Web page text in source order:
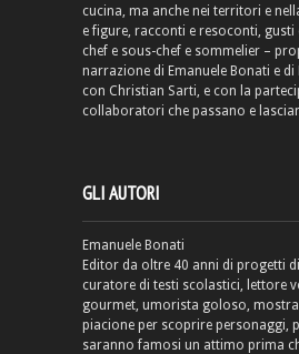
cucina, ma anche nei territori e
e figure, racconti e resoconti, gusti
chef e sous-chef e sommelier –
narrazione di Emanuele Bonati e di
con Christian Sarti, e con la
collaboratori che passano e
GLI AUTORI
Emanuele Bonati
Editor da oltre 40 anni di progetti
curatore di testi scolastici, lettore
gourmet, umorista goloso,
piacione per scoprire personaggi,
saranno famosi un attimo prima